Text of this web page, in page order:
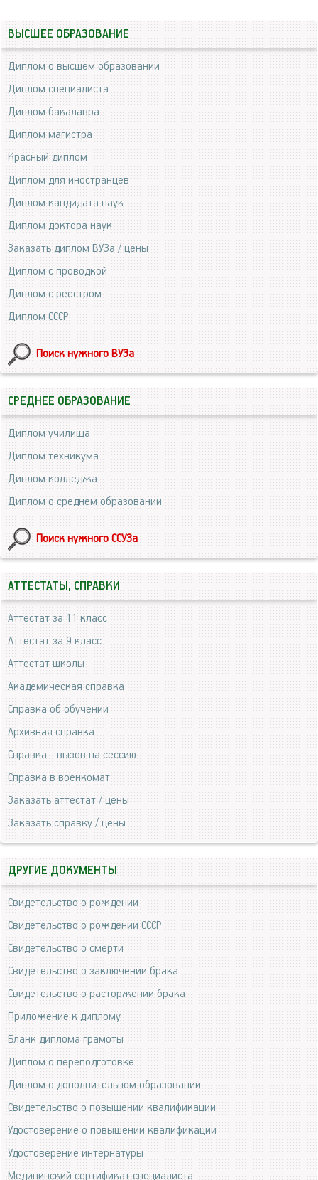
ВЫСШЕЕ ОБРАЗОВАНИЕ
Диплом о высшем образовании
Диплом специалиста
Диплом бакалавра
Диплом магистра
Красный диплом
Диплом для иностранцев
Диплом кандидата наук
Диплом доктора наук
Заказать диплом ВУЗа / цены
Диплом с проводкой
Диплом с реестром
Диплом СССР
Поиск нужного ВУЗа
СРЕДНЕЕ ОБРАЗОВАНИЕ
Диплом училища
Диплом техникума
Диплом колледжа
Диплом о среднем образовании
Поиск нужного ССУЗа
АТТЕСТАТЫ, СПРАВКИ
Аттестат за 11 класс
Аттестат за 9 класс
Аттестат школы
Академическая справка
Справка об обучении
Архивная справка
Справка - вызов на сессию
Справка в военкомат
Заказать аттестат / цены
Заказать справку / цены
ДРУГИЕ ДОКУМЕНТЫ
Свидетельство о рождении
Свидетельство о рождении СССР
Свидетельство о смерти
Свидетельство о заключении брака
Свидетельство о расторжении брака
Приложение к диплому
Бланк диплома грамоты
Диплом о переподготовке
Диплом о дополнительном образовании
Свидетельство о повышении квалификации
Удостоверение о повышении квалификации
Удостоверение интернатуры
Медицинский сертификат специалиста